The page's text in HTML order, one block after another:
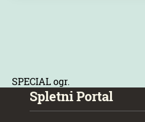
SPECIAL ogr.
Spletni Portal